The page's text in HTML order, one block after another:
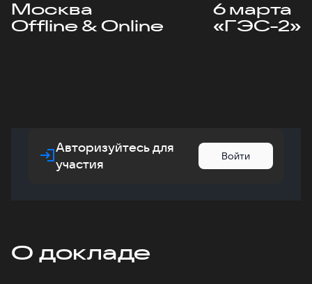
Москва
Offline & Online
6 марта
«ГЭС-2»
Авторизуйтесь для
участия
Войти
О докладе